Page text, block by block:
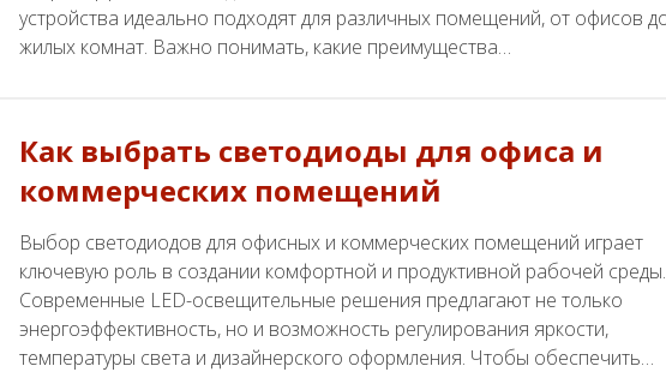
устройства идеально подходят для различных помещений, от офисов
жилых комнат. Важно понимать, какие преимущества…
Как выбрать светодиоды для офиса и
коммерческих помещений
Выбор светодиодов для офисных и коммерческих помещений играет
ключевую роль в создании комфортной и продуктивной рабочей среды.
Современные LED-освещительные решения предлагают не только
энергоэффективность, но и возможность регулирования яркости,
температуры света и дизайнерского оформления. Чтобы обеспечить…